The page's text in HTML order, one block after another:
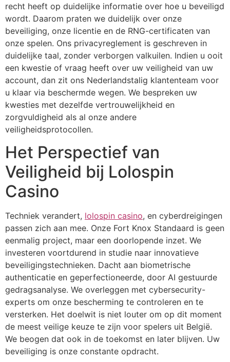
recht heeft op duidelijke informatie over hoe u beveiligd
wordt. Daarom praten we duidelijk over onze
beveiliging, onze licentie en de RNG-certificaten van
onze spelen. Ons privacyreglement is geschreven in
duidelijke taal, zonder verborgen valkuilen. Indien u ooit
een kwestie of vraag heeft over uw veiligheid van uw
account, dan zit ons Nederlandstalig klantenteam voor
u klaar via beschermde wegen. We bespreken uw
kwesties met dezelfde vertrouwelijkheid en
zorgvuldigheid als al onze andere
veiligheidsprotocollen.
Het Perspectief van
Veiligheid bij Lolospin
Casino
Techniek verandert, lolospin casino, en cyberdreigingen
passen zich aan mee. Onze Fort Knox Standaard is geen
eenmalig project, maar een doorlopende inzet. We
investeren voortdurend in studie naar innovatieve
beveiligingstechnieken. Dacht aan biometrische
authenticatie en geperfectioneerde, door AI gestuurde
gedragsanalyse. We overleggen met cybersecurity-
experts om onze bescherming te controleren en te
versterken. Het doelwit is niet louter om op dit moment
de meest veilige keuze te zijn voor spelers uit België.
We beogen dat ook in de toekomst en later blijven. Uw
beveiliging is onze constante opdracht.